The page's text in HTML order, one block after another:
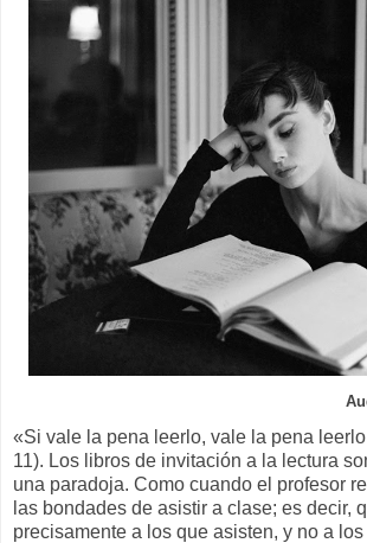
«Si vale la pena leerlo, vale la pena
11). Los libros de invitación a la lectura
una paradoja. Como cuando el profesor
las bondades de asistir a clase; es decir,
precisamente a los que asisten, y no a